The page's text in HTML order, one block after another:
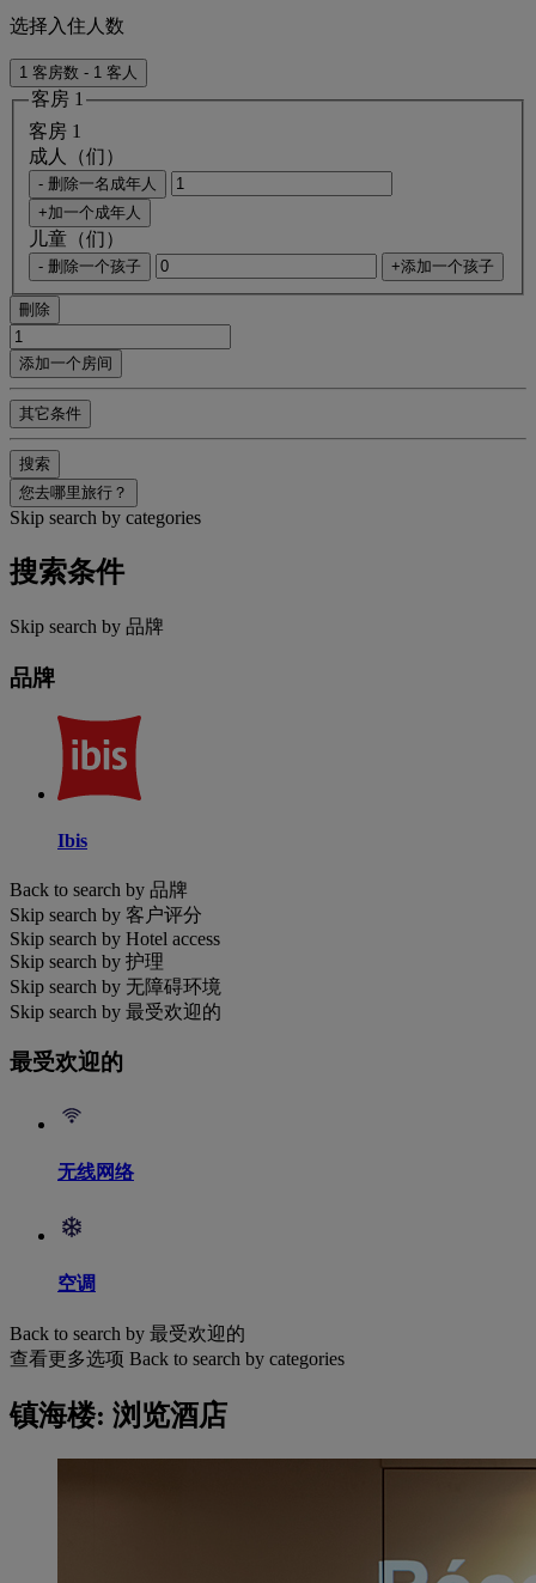
选择入住人数
1 客房数 - 1 客人
客房 1
客房 1
成人（们）
- 删除一名成年人
+加一个成年人
儿童（们）
- 删除一个孩子 +添加一个孩子
刪除
添加一个房间
其它条件
搜索
您去哪里旅行？
Skip search by categories
搜索条件
Skip search by 品牌
品牌
Ibis
Back to search by 品牌
Skip search by 客户评分
Skip search by Hotel access
Skip search by 护理
Skip search by 无障碍环境
Skip search by 最受欢迎的
最受欢迎的
无线网络
空调
Back to search by 最受欢迎的
查看更多选项 Back to search by categories
镇海楼: 浏览酒店